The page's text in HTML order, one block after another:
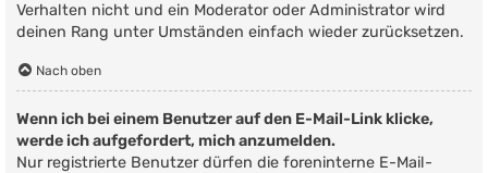
Verhalten nicht und ein Moderator oder Administrator wird
deinen Rang unter Umständen einfach wieder zurücksetzen.
Nach oben
Wenn ich bei einem Benutzer auf den E-Mail-Link klicke,
werde ich aufgefordert, mich anzumelden.
Nur registrierte Benutzer dürfen die foreninterne E-Mail-